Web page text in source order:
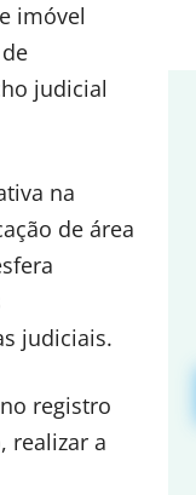
imóvel
judicial
na
de área
judiciais.
registro
realizar a